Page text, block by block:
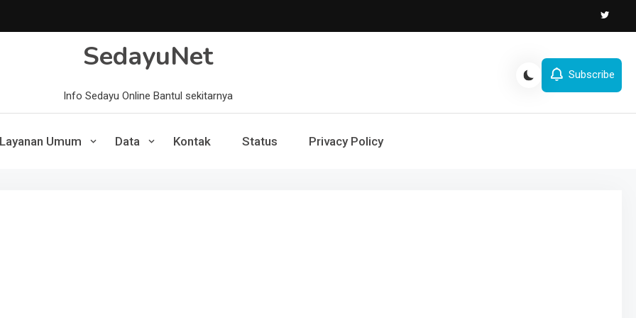
SedayuNet
Info Sedayu Online Bantul sekitarnya
Subscribe
Layanan Umum Data Kontak Status Privacy Policy